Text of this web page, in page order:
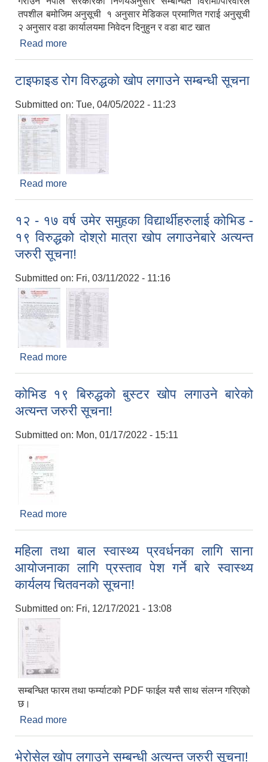
तपशील बमोजिम अनुसूची १ अनुसार मेडिकल प्रमाणित गराई अनुसूची
२ अनुसार वडा कार्यालयमा निवेदन दिनुहुन र वडा बाट खात
Read more
सूचना
टाइफाइड रोग विरुद्धको खोप लगाउने सम्बन्धी सूचना
Submitted on: Tue, 04/05/2022 - 11:23
Read more
१२ - १७ वर्ष उमेर समुहका विद्यार्थीहरुलाई कोभिड -
१९ विरुद्धको दोश्रो मात्रा खोप लगाउनेबारे अत्यन्त
जरुरी सूचना!
Submitted on: Fri, 03/11/2022 - 11:16
Read more
कोभिड १९ बिरुद्धको बुस्टर खोप लगाउने बारेको
अत्यन्त जरुरी सूचना!
Submitted on: Mon, 01/17/2022 - 15:11
Read more
महिला तथा बाल स्वास्थ्य प्रवर्धनका लागि साना
आयोजनाका लागि प्रस्ताव पेश गर्ने बारे स्वास्थ्य
कार्यलय चितवनको सूचना!
Submitted on: Fri, 12/17/2021 - 13:08
सम्बन्धित फारम तथा फर्म्याटको PDF फाईल यसै साथ संलग्न गरिएको
छ।
Read more
भेरोसेल खोप लगाउने सम्बन्धी अत्यन्त जरुरी सूचना!